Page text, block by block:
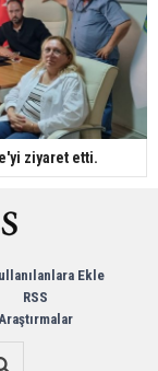
ziyaret etti.
Ekle
RSS